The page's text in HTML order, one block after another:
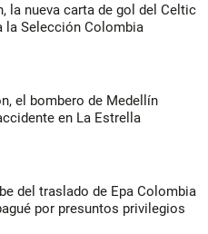
la nueva carta de gol del Celtic
la Selección Colombia
el bombero de Medellín
en La Estrella
del traslado de Epa Colombia
por presuntos privilegios